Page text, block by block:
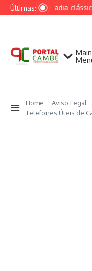
Ir para o conteúdo
Últimas:
Ventania adia
Main
Home Aviso Legal
Telefones Úteis de